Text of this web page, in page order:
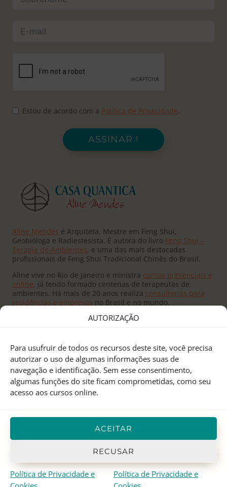
AUTORIZAÇÃO
Para usufruir de todos os recursos deste site, você precisa
autorizar o uso de algumas informações suas de
navegação e identificação. Sem esse consentimento,
algumas funções do site ficam comprometidas, como seu
acesso aos cursos online.
ACEITAR
RECUSAR
Política de Privacidade e
Política de Privacidade e
Estou de acordo com a Política de Privacidade.
ASSINAR !
Aline Mendes é Arquiteta, Mestre em Feng Shui,
Geobióloga e Radiestesista. É autora do livro Feng Shui –
Terapia de Ambientes, e uma das mais destacadas
profissionais de Feng Shui Tradicional Chinês do Brasil.
Aline vive no Rio de Janeiro e ministra cursos presenciais e
online, já tendo formado centenas de terapeutas de
ambientes. Há mais de 20 anos realiza consultorias para
residências e empresas no Brasil e no mundo.
Fundado pelo Mestre Joseph Yu no Canadá, o
Feng Shui
Research Centeré um centro de pesquisas e treinamento
em Feng Shui Tradicional Chinês, Astrologia Chinesa e I
título de Mestre
únicaMentora Oficialdo FSRC em língua portuguesa.
© 1998-2026 Aline Mendes · Casa Quantica